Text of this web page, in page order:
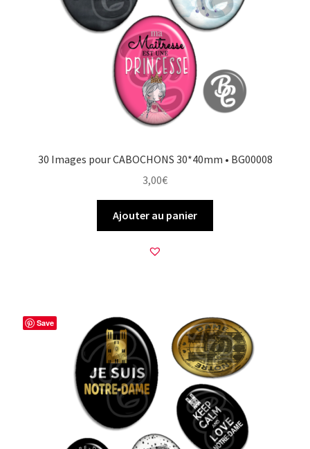
30 Images pour CABOCHONS 30*40mm • BG00008
3,00€
Ajouter au panier
Save